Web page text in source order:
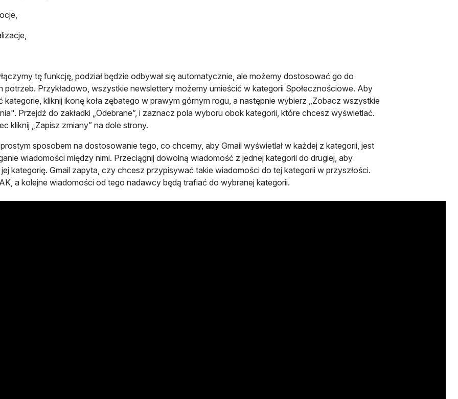
tę funkcję, podział będzie odbywał się automatycznie, ale możemy dostosować go do
potrzeb. Przykładowo, wszystkie newslettery możemy umieścić w kategorii Społecznościowe. Aby
kategorie, kliknij ikonę koła zębatego w prawym górnym rogu, a następnie wybierz „Zobacz wszystkie
Przejdź do zakładki „Odebrane”, i zaznacz pola wyboru obok kategorii, które chcesz wyświetlać.
kliknij „Zapisz zmiany” na dole strony.
sposobem na dostosowanie tego, co chcemy, aby Gmail wyświetlał w każdej z kategorii, jest
wiadomości między nimi. Przeciągnij dowolną wiadomość z jednej kategorii do drugiej, aby
kategorię. Gmail zapyta, czy chcesz przypisywać takie wiadomości do tej kategorii w przyszłości.
a kolejne wiadomości od tego nadawcy będą trafiać do wybranej kategorii.